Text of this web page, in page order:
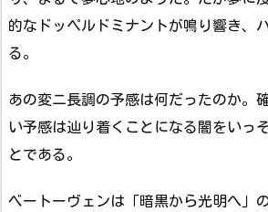
的なドッペルドミナントが鳴り響き、
る。
あの変ニ長調の予感は何だったのか。
い予感は辿り着くことになる闇をいっ
とである。
ベートーヴェンは「暗黒から光明へ」